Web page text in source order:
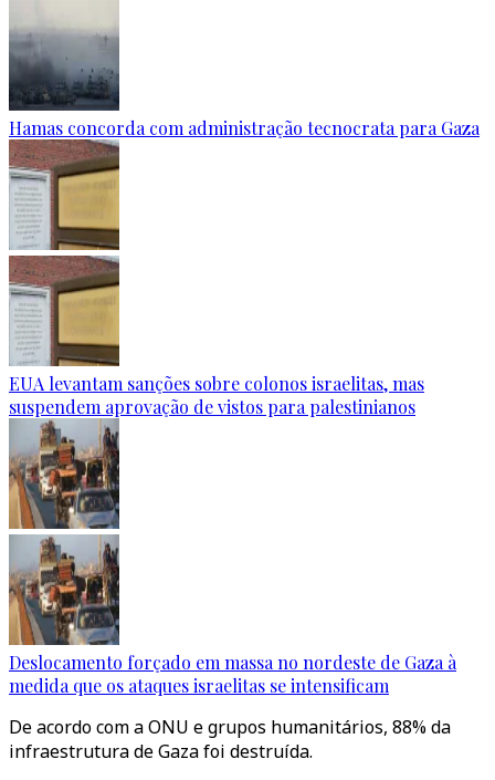
Hamas concorda com administração tecnocrata para Gaza
EUA levantam sanções sobre colonos israelitas, mas
suspendem aprovação de vistos para palestinianos
Deslocamento forçado em massa no nordeste de Gaza à
medida que os ataques israelitas se intensificam
De acordo com a ONU e grupos humanitários, 88% da
infraestrutura de Gaza foi destruída.